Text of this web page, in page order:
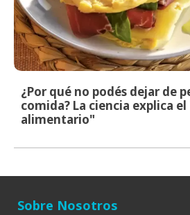
¿Por qué no podés dejar de
comida? La ciencia explica
alimentario"
Sobre Nosotros